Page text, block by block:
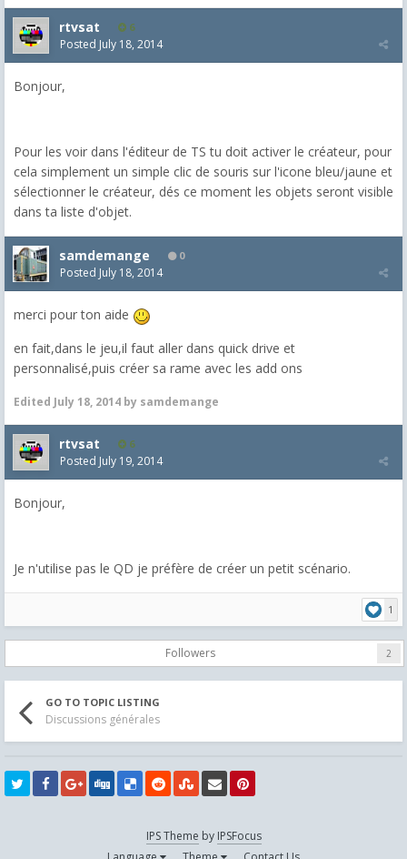
rtvsat 6
Posted July 18, 2014
Bonjour,
Pour les voir dans l'éditeur de TS tu doit activer le créateur, pour
cela simplement un simple clic de souris sur l'icone bleu/jaune et
sélectionner le créateur, dés ce moment les objets seront visible
dans ta liste d'objet.
samdemange 0
Posted July 18, 2014
merci pour ton aide
en fait,dans le jeu,il faut aller dans quick drive et
personnalisé,puis créer sa rame avec les add ons
Edited July 18, 2014 by samdemange
rtvsat 6
Posted July 19, 2014
Bonjour,
Je n'utilise pas le QD je préfère de créer un petit scénario.
1
Followers 2
GO TO TOPIC LISTING
Discussions générales
IPS Theme by IPSFocus